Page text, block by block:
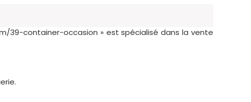
39-container-occasion » est spécialisé dans la vente